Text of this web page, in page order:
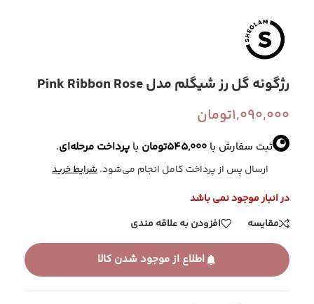
رژگونه گل رز شیگلم مدل Pink Ribbon Rose
1,090,000تومان
ثبت سفارش با 545,000تومان با پرداخت مرحله‌ای.
ارسال پس از پرداخت کامل انجام می‌شود.شرایط خرید
در انبار موجود نمی باشد
مقایسه
افزودن به علاقه مندی
اطلاع از موجود شدن کالا